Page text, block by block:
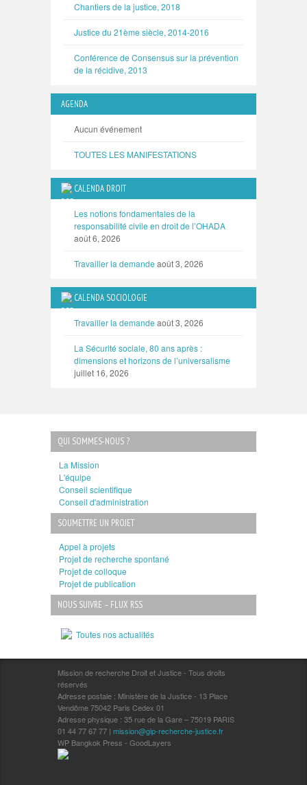
Chantiers de la justice, 2018
Justice du 21ème siècle, 2014-2016
Conférence de Consensus sur la prévention
de la récidive, 2013
AGENDA
Aucun événement
TOUTES LES MANIFESTATIONS
CALENDA DROIT
Les notions fondamentales de la
responsabilité civile en droit de l’OHADA
août 6, 2026
Travailler la demande août 3, 2026
CALENDA SOCIOLOGIE
Travailler la demande août 3, 2026
La Sécurité sociale, 80 ans après :
dimensions et horizons de l’universalisme
juillet 16, 2026
QUI SOMMES-NOUS ?
La Mission
L'équipe
Conseil scientifique
Conseil d'administration
SOUMETTRE UN PROJET
Appel à projets
Projet de recherche spontané
Projet de colloque
Projet de publication
NOUS SUIVRE – FLUX RSS
Toutes nos actualités
Mission de recherche Droit et Justice - Tous droits
réservés
Adresse postale : Ministère de la Justice - 13 Place
Vendôme 75042 Paris Cedex 01
Adresse physique : 35 rue de la Gare – 75019 PARIS
01 44 77 67 77 | mission@gip-recherche-justice.fr
WP Bangkok Press - GoodLayers